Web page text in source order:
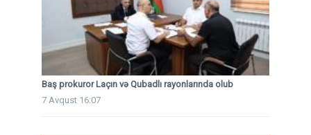
Baş prokuror Laçın və Qubadlı rayonlarında olub
7 Avqust 16:07